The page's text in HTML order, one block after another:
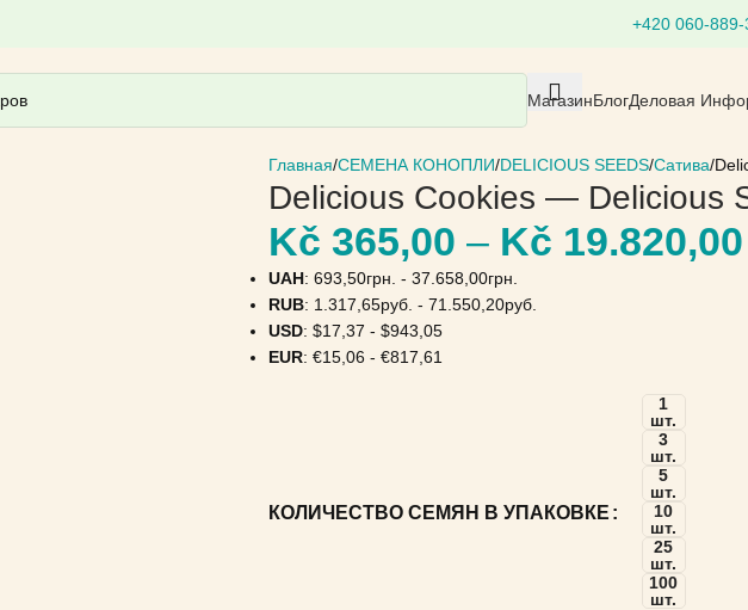
+420 060-
МагазинБлогДеловая
Главная СЕМЕНА КОНОПЛИ DELICIOUS SEEDS Сатива
Delicious Cookies — Delicious
Kč 365,00 – Kč 19.820,00
UAH: 693,50грн. - 37.658,00грн.
RUB: 1.317,65руб. - 71.550,20руб.
USD: $17,37 - $943,05
EUR: €15,06- €817,61
КОЛИЧЕСТВО СЕМЯН В УПАКОВКЕ
1
шт.
3
шт.
5
шт.
10
шт.
25
шт.
100
шт.